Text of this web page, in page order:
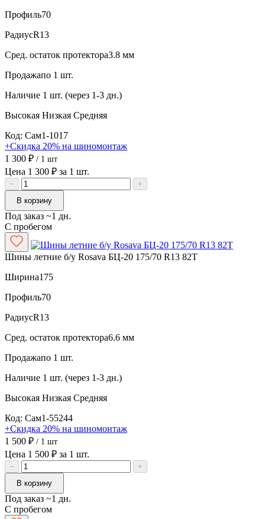
Профиль70
РадиусR13
Сред. остаток протектора3.8 мм
Продажапо 1 шт.
Наличие 1 шт. (через 1-3 дн.)
Высокая Низкая Средняя
Код: Сам1-1017
+Скидка 20% на шиномонтаж
1 300 ₽ / 1 шт
Цена 1 300 ₽ за 1 шт.
−
+
В корзину
Под заказ ~1 дн.
С пробегом
Шины летние б/у Rosava БЦ-20 175/70 R13 82T
Ширина175
Профиль70
РадиусR13
Сред. остаток протектора6.6 мм
Продажапо 1 шт.
Наличие 1 шт. (через 1-3 дн.)
Высокая Низкая Средняя
Код: Сам1-55244
+Скидка 20% на шиномонтаж
1 500 ₽ / 1 шт
Цена 1 500 ₽ за 1 шт.
−
+
В корзину
Под заказ ~1 дн.
С пробегом